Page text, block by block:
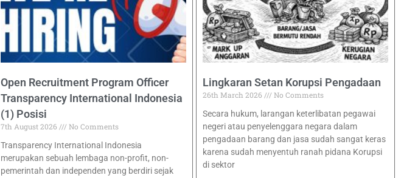
Open Recruitment Program Officer
Transparency International Indonesia
(1) Posisi
7th August 2026
No Comments
Transparency International Indonesia
merupakan sebuah lembaga non-profit, non-
pemerintah dan independen yang berdiri sejak
Lingkaran Setan Korupsi Pengadaan
26th March 2026
No Comments
Secara hukum, larangan keterlibatan pegawai
negeri atau penyelenggara negara dalam
pengadaan barang dan jasa sudah sangat keras
karena sudah menyentuh ranah pidana Korupsi
di sektor